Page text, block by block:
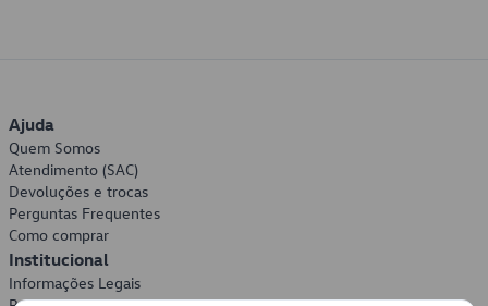
Ajuda
Quem Somos
Atendimento (SAC)
Devoluções e trocas
Perguntas Frequentes
Como comprar
Institucional
Informações Legais